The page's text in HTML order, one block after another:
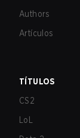
Authors
Artículos
TÍTULOS
CS2
LoL